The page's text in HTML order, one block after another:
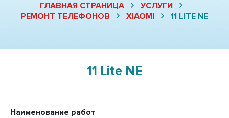
ГЛАВНАЯ СТРАНИЦА
УСЛУГИ
РЕМОНТ ТЕЛЕФОНОВ
XIAOMI 11 LITE NE
11 Lite NE
Наименование работ